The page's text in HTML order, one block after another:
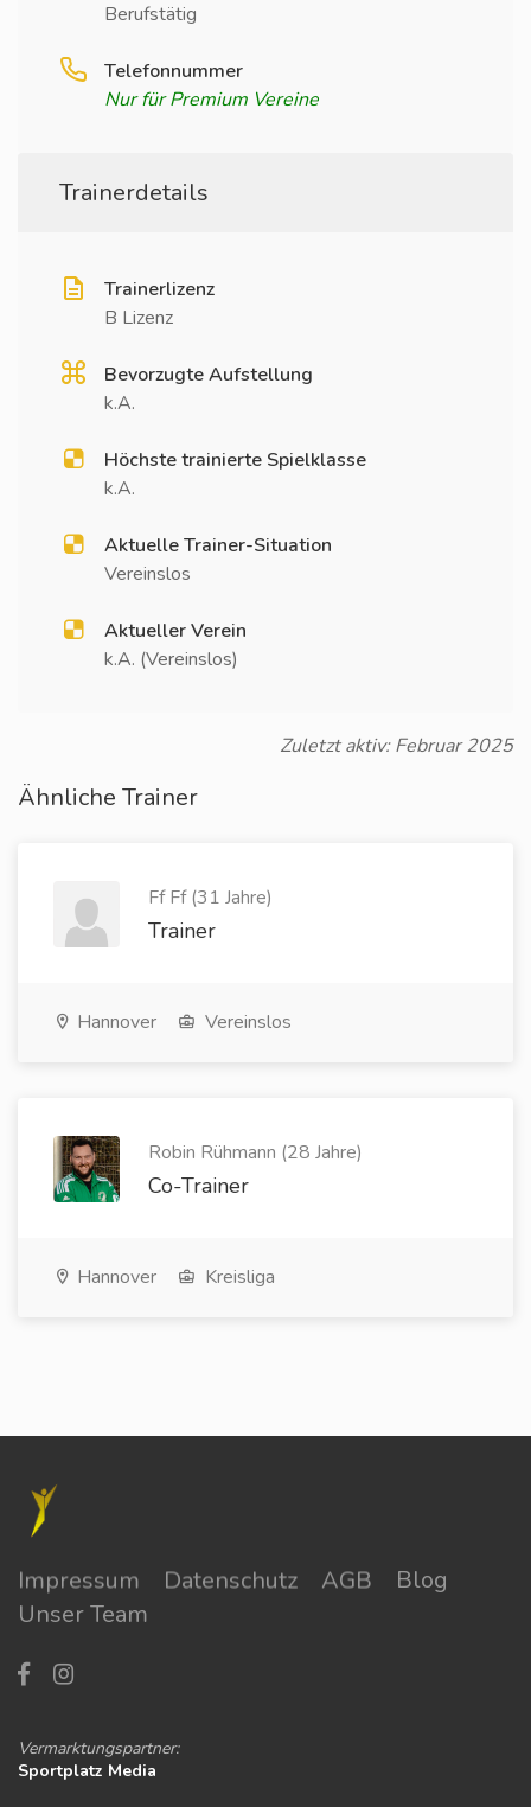
Berufstätig
Telefonnummer
Nur für Premium Vereine
Trainerdetails
Trainerlizenz
B Lizenz
Bevorzugte Aufstellung
k.A.
Höchste trainierte Spielklasse
k.A.
Aktuelle Trainer-Situation
Vereinslos
Aktueller Verein
k.A. (Vereinslos)
Zuletzt aktiv: Februar 2025
Ähnliche Trainer
Ff Ff (31 Jahre)
Trainer
Hannover Vereinslos
Robin Rühmann (28 Jahre)
Co-Trainer
Hannover Kreisliga
Impressum Datenschutz AGB
Blog
Unser Team
Vermarktungspartner:
Sportplatz Media